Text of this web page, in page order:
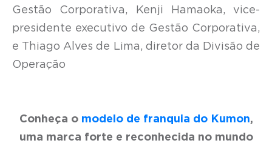
Gestão Corporativa, Kenji Hamaoka, vice-
presidente executivo de Gestão Corporativa,
e Thiago Alves de Lima, diretor da Divisão de
Operação
Conheça o modelo de franquia do Kumon,
uma marca forte e reconhecida no mundo